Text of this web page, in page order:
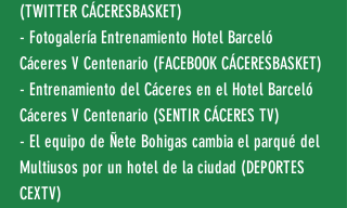
(TWITTER CÁCERESBASKET)
- Fotogalería Entrenamiento Hotel Barceló
Cáceres V Centenario (FACEBOOK CÁCERESBASKET)
- Entrenamiento del Cáceres en el Hotel Barceló
Cáceres V Centenario (SENTIR CÁCERES TV)
- El equipo de Ñete Bohigas cambia el parqué del
Multiusos por un hotel de la ciudad (DEPORTES
CEXTV)